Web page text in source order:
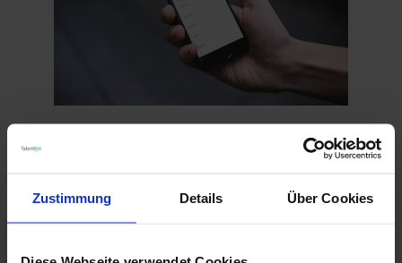
Zustimmung Details Über Cookies
Kandidaten möchten eine